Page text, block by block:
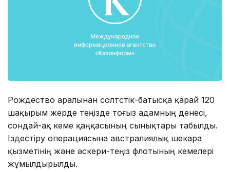
Рождество аралынан солтүстік-батысқа қарай 120
шақырым жерде теңізде тоғыз адамның денесі,
сондай-ақ кеме қаңқасының сынықтары табылды.
Іздестіру операциясына австралиялық шекара
қызметінің және әскери-теңіз флотының кемелері
жұмылдырылды.